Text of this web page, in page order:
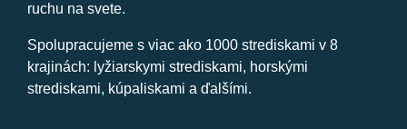
ruchu na svete.
Spolupracujeme s viac ako 1000 strediskami v 8
krajinách: lyžiarskymi strediskami, horskými
strediskami, kúpaliskami a ďalšími.